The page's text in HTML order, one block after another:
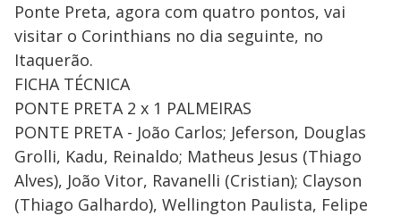
Ponte Preta, agora com quatro pontos, vai
visitar o Corinthians no dia seguinte, no
Itaquerão.
FICHA TÉCNICA
PONTE PRETA 2 x 1 PALMEIRAS
PONTE PRETA - João Carlos; Jeferson, Douglas
Grolli, Kadu, Reinaldo; Matheus Jesus (Thiago
Alves), João Vitor, Ravanelli (Cristian); Clayson
(Thiago Galhardo), Wellington Paulista, Felipe